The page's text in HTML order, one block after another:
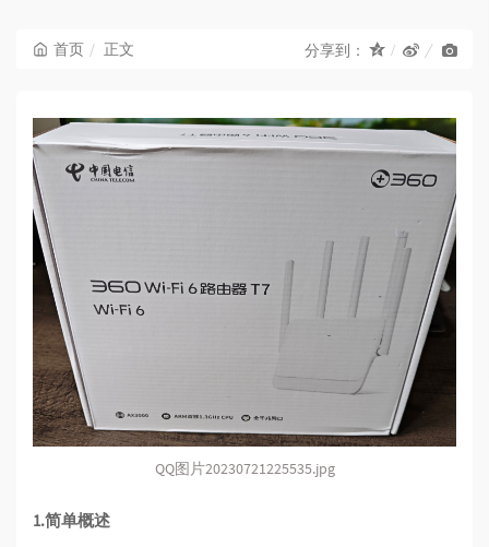
首页 正文 分享到：
QQ图片20230721225535.jpg
1.简单概述